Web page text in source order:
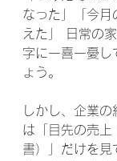
なった」「今月
えた」 日常の
字に一喜一憂し
ょう。
しかし、企業の
は「目先の売上
書）」だけを見